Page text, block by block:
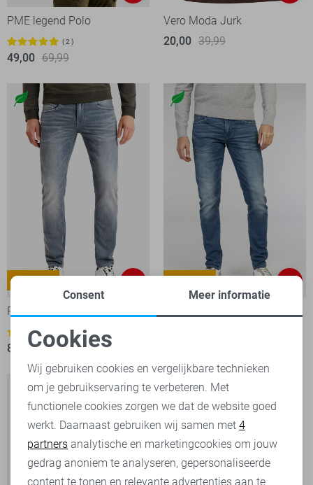
PME legend Polo
2
49,00 69,99
Vero Moda Jurk
20,00 39,99
Tailwheel
PME legend Jeans
40
84,00 119,99
Noodzakelijke cookies
Personalisatie cookies
Analytische cookies
Marketing cookies
Consent Meer informatie
Cookies
Wij gebruiken cookies en vergelijkbare technieken
om je gebruikservaring te verbeteren. Met
functionele cookies zorgen we dat de website goed
werkt. Daarnaast gebruiken wij samen met 4
partners analytische en marketingcookies om jouw
gedrag anoniem te analyseren, gepersonaliseerde
content te tonen en relevante advertenties aan te